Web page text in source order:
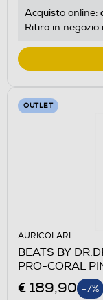
Acquisto online:
Ritiro in
OUTLET
AURICOLARI
BEATS BY
PRO-CORAL
€ 189,90 -7%